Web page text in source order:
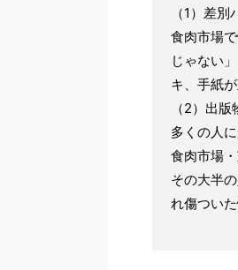
（1）差
食肉市場
じゃない
キ、手紙
（2）出
多くの人
食肉市場
その大半
れ傷つい